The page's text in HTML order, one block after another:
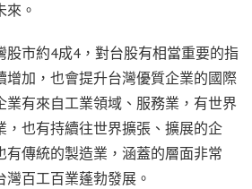
來。
股市約4成4，對台股有相當重要的指
增加，也會提升台灣優質企業的國際
業有來自工業領域、服務業，有世界
，也有持續往世界擴張、擴展的企
有傳統的製造業，涵蓋的層面非常
百工百業蓬勃發展。